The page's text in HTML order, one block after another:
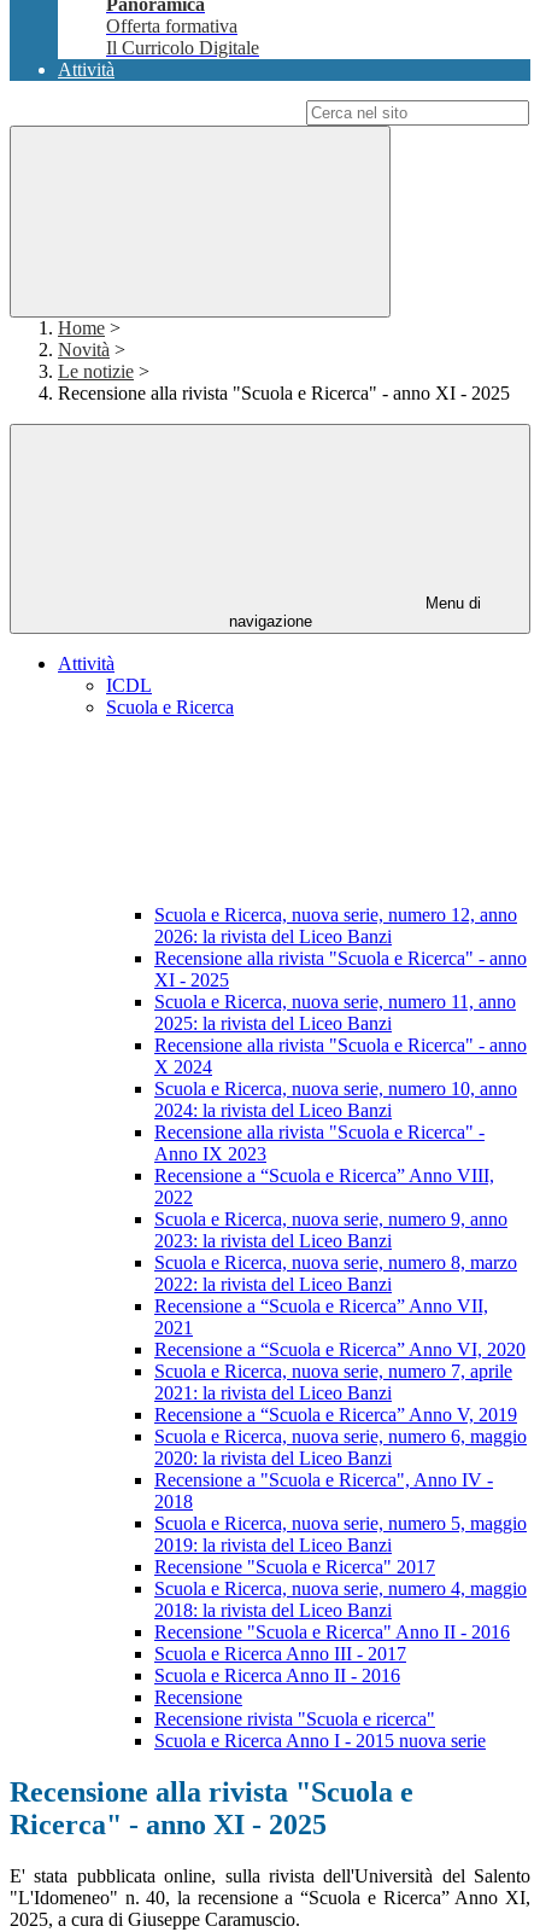
Panoramica
Offerta formativa
Il Curricolo Digitale
Attività
Home >
Novità >
Le notizie >
Recensione alla rivista "Scuola e Ricerca" - anno XI - 2025
Menu di
navigazione
Attività
ICDL
Scuola e Ricerca
Scuola e Ricerca, nuova serie, numero 12, anno
2026: la rivista del Liceo Banzi
Recensione alla rivista "Scuola e Ricerca" - anno
XI - 2025
Scuola e Ricerca, nuova serie, numero 11, anno
2025: la rivista del Liceo Banzi
Recensione alla rivista "Scuola e Ricerca" - anno
X 2024
Scuola e Ricerca, nuova serie, numero 10, anno
2024: la rivista del Liceo Banzi
Recensione alla rivista "Scuola e Ricerca" -
Anno IX 2023
Recensione a “Scuola e Ricerca” Anno VIII,
2022
Scuola e Ricerca, nuova serie, numero 9, anno
2023: la rivista del Liceo Banzi
Scuola e Ricerca, nuova serie, numero 8, marzo
2022: la rivista del Liceo Banzi
Recensione a “Scuola e Ricerca” Anno VII,
2021
Recensione a “Scuola e Ricerca” Anno VI, 2020
Scuola e Ricerca, nuova serie, numero 7, aprile
2021: la rivista del Liceo Banzi
Recensione a “Scuola e Ricerca” Anno V, 2019
Scuola e Ricerca, nuova serie, numero 6, maggio
2020: la rivista del Liceo Banzi
Recensione a "Scuola e Ricerca", Anno IV -
2018
Scuola e Ricerca, nuova serie, numero 5, maggio
2019: la rivista del Liceo Banzi
Recensione "Scuola e Ricerca" 2017
Scuola e Ricerca, nuova serie, numero 4, maggio
2018: la rivista del Liceo Banzi
Recensione "Scuola e Ricerca" Anno II - 2016
Scuola e Ricerca Anno III - 2017
Scuola e Ricerca Anno II - 2016
Recensione
Recensione rivista "Scuola e ricerca"
Scuola e Ricerca Anno I - 2015 nuova serie
Recensione alla rivista "Scuola e
Ricerca" - anno XI - 2025
E' stata pubblicata online, sulla rivista dell'Università del Salento
"L'Idomeneo" n. 40, la recensione a “Scuola e Ricerca” Anno XI,
2025, a cura di Giuseppe Caramuscio.